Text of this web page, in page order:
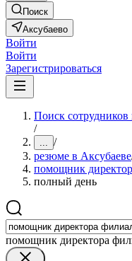
Поиск
Аксубаево
Войти
Войти
Зарегистрироваться
Поиск сотрудников
/
... /
резюме в Аксубаеве
помощник
полный день
помощник директора